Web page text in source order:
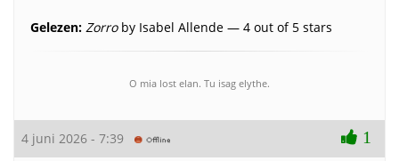
Gelezen: Zorroby Isabel Allende — 4 out of 5 stars
O mia lost elan. Tu isag elythe.
4 juni 2026 - 7:39 1